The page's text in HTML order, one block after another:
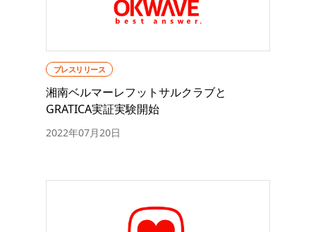
プレスリリース
湘南ベルマーレフットサルクラブと
GRATICA実証実験開始
2022年07月20日